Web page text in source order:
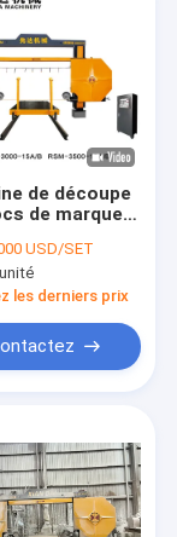
de découpe
de marque
pour le
du
du granit et
USD/SET
les derniers prix